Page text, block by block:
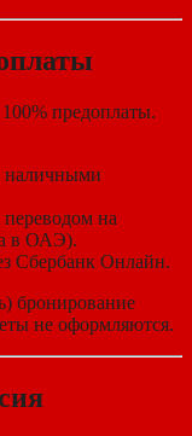
предоплаты.
наличными
переводом на
в ОАЭ).
Сбербанк Онлайн.
бронирование
не оформляются.